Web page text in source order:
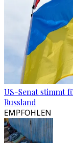
US-Senat stimmt
Russland
EMPFOHLEN